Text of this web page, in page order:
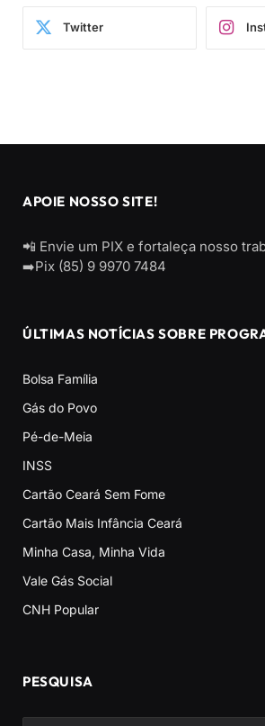
Twitter
APOIE NOSSO SITE!
📲 Envie um PIX e fortaleça nosso
➡️Pix (85) 9 9970 7484
ÚLTIMAS NOTÍCIAS SOBRE
Bolsa Família
Gás do Povo
Pé-de-Meia
INSS
Cartão Ceará Sem Fome
Cartão Mais Infância Ceará
Minha Casa, Minha Vida
Vale Gás Social
CNH Popular
PESQUISA